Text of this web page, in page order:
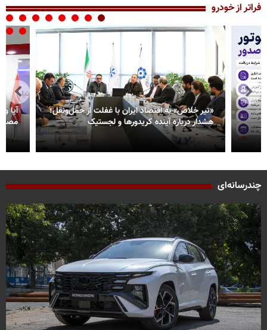
فراتر از خودرو
«تیر خلاص» به اقتصاد ایران با غفلت از حمل‌ونقل؛
هشدار درباره آینده کریدورها و لجستیک
آیا
چندرسانه‌ای